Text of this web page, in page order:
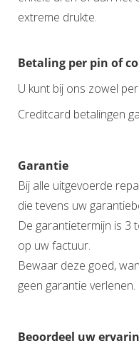
extreme drukte.
Betaling per pin of
U kunt bij ons zowel
Creditcard betalingen
Garantie
Bij alle uitgevoerde
die tevens uw
De garantietermijn is 3
op uw factuur.
Bewaar deze goed,
geen garantie verlenen.
Beoordeel uw